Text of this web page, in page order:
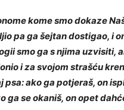
kome smo dokaze
pa ga šejtan dostigao, i
smo ga s njima uzvisiti,
i za svojom strašću
psa: ako ga potjeraš, on
ga se okaniš, on opet